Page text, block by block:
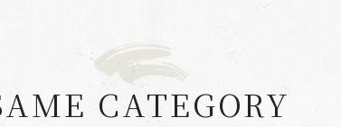
CATEGORY